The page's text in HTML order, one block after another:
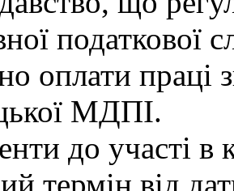
податкової
оплати праці
МДПІ.
до участі в
термін від